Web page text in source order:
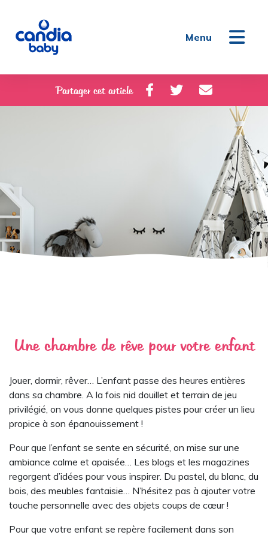
Menu
Partager cet article
Une chambre de rêve pour votre enfant
Jouer, dormir, rêver… L’enfant passe des heures entières
dans sa chambre. A la fois nid douillet et terrain de jeu
privilégié, on vous donne quelques pistes pour créer un lieu
propice à son épanouissement !
Pour que l’enfant se sente en sécurité, on mise sur une
ambiance calme et apaisée… Les blogs et les magazines
regorgent d’idées pour vous inspirer. Du pastel, du blanc, du
bois, des meubles fantaisie… N’hésitez pas à ajouter votre
touche personnelle avec des objets coups de cœur !
Pour que votre enfant se repère facilement dans son